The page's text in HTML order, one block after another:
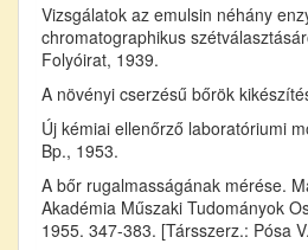
Vizsgálatok az emulsin néhány
chromatographikus
Folyóirat, 1939.
A növényi cserzésű bőrök
Új kémiai ellenőrző laboratóriumi
Bp., 1953.
A bőr rugalmasságának mérése.
Akadémia Műszaki Tudományok
1955. 347-383. [Társszerz.: Pósa